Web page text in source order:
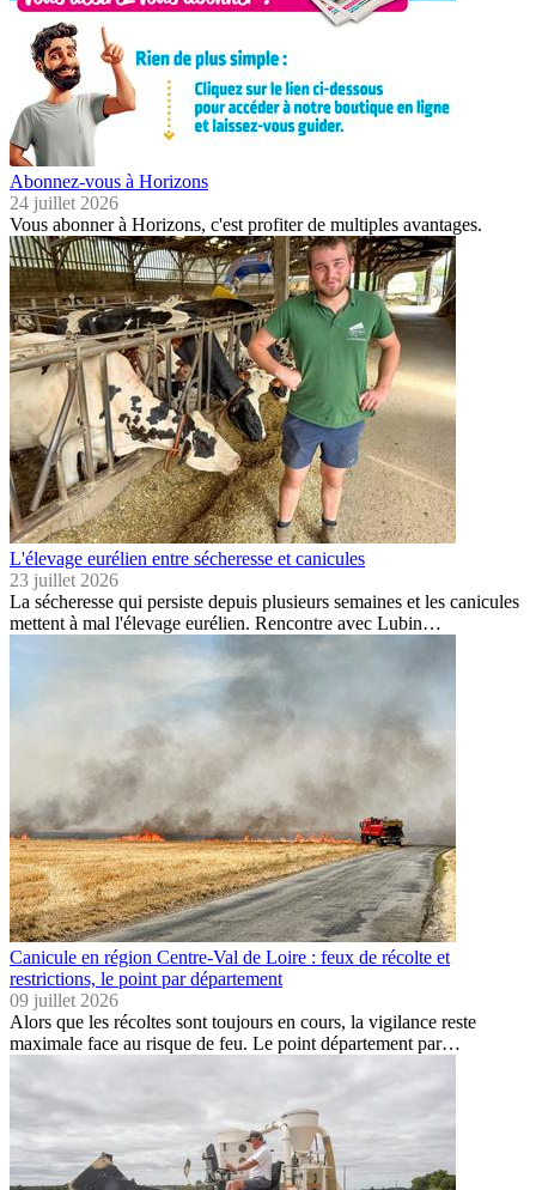
Abonnez-vous à Horizons
24 juillet 2026
Vous abonner à Horizons, c'est profiter de multiples avantages.
L'élevage eurélien entre sécheresse et canicules
23 juillet 2026
La sécheresse qui persiste depuis plusieurs semaines et les canicules
mettent à mal l'élevage eurélien. Rencontre avec Lubin…
Canicule en région Centre-Val de Loire : feux de récolte et
restrictions, le point par département
09 juillet 2026
Alors que les récoltes sont toujours en cours, la vigilance reste
maximale face au risque de feu. Le point département par…